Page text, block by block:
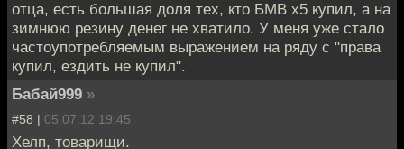
отца, есть большая доля тех, кто БМВ х5 купил, а на
зимнюю резину денег не хватило. У меня уже стало
частоупотребляемым выражением на ряду с "права
купил, ездить не купил".
Бабай999 »
#58 | 05.07.12 19:45
Хелп, товарищи.